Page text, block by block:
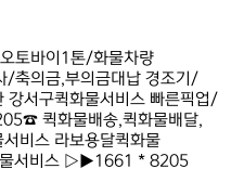
토바이1톤/화물차량
의금,부의금대납 경조기/
강서구퀵화물서비스 빠른픽업/
퀵화물배송,퀵화물배달,
비스 라보용달퀵화물
물서비스 ▷▶1661 * 8205